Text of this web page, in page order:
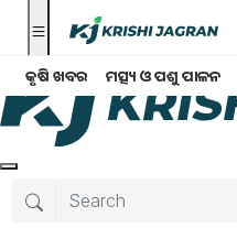
କୃଷି ଖବର ମତ୍ସ୍ୟ ଓ ପଶୁ ପାଳନ